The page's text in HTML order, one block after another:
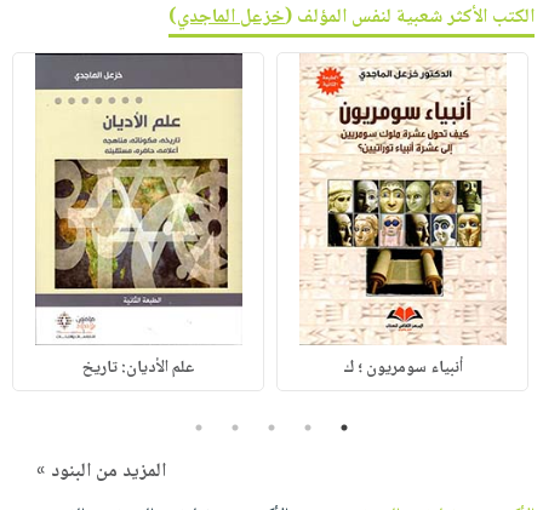
الكتب الأكثر شعبية لنفس المؤلف (خزعل الماجدي)
أنبياء سومريون ؛ ك علم الأديان: تاريخ
1
2
3
4
5
المزيد من البنود »